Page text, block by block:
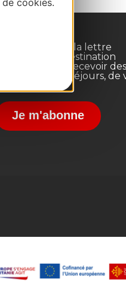
cookies.
vous à la lettre
Destination
pour recevoir des
suggestions de séjours, de
Je m'abonne